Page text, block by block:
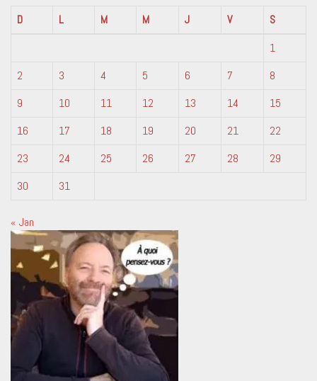
D
L M M J V
S
1
2
3 4 5 6 7
8
9
10 11 12 13 14
15
16
17 18 19 20 21
22
23
24 25 26 27 28
29
30
31
« Jan